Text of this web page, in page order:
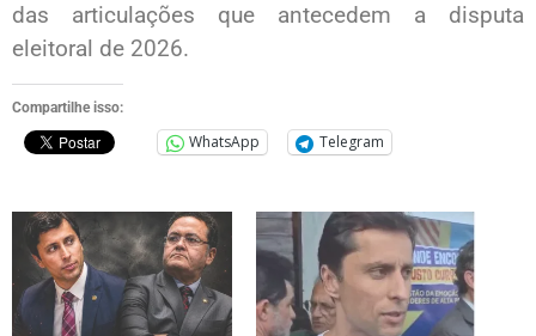
das articulações que antecedem a disputa
eleitoral de 2026.
Compartilhe isso:
WhatsApp Telegram